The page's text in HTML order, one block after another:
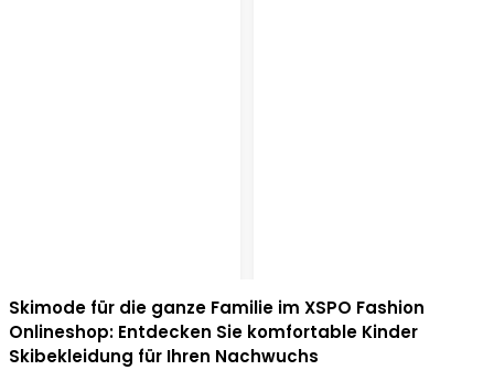
Skimode für die ganze Familie im XSPO Fashion
Onlineshop: Entdecken Sie komfortable Kinder
Skibekleidung für Ihren Nachwuchs